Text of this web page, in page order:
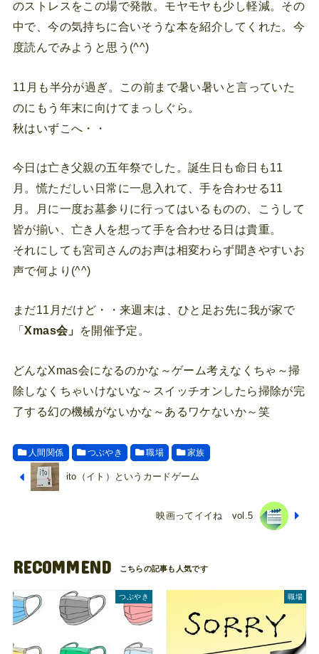
のストレスをこの場で発散。モヤモヤも少し軽減。その
中で、今の気持ちに合いそうな本を紹介してくれた。今
度読んでみようと思う(^^)
11月も半分が過ぎ。この前まで暑い暑いと言っていた
のにもう年末に向けてまっしぐら。
秋はいずこへ・・
今日は亡き父親の五年祭でした。誕生日も命日も11
月。慌ただしい日常に一息入れて、手を合わせる11
月。月に一度お墓参りに行ってはいるものの、こうして
皆が揃い、亡き人を想って手を合わせる日は貴重。
それにしても宮司さんのお声は相変わらず聞きやすいお
声で何より(^^)
まだ11月だけど・・来週末は、ひと足お先に我が家で
「Xmas会」 を開催予定。
どんなXmas会になるのかな～ゲーム考えなくちゃ～掃
除しなくちゃいけないな～スイッチオンしたら掃除が完
了する幻の機械がないかな～あるワケないか～笑
人間関係 つぶやき 職場 家族
ito（イト）というカードゲーム
映画ってイイね vol.5
RECOMMEND
つぶやき 職場